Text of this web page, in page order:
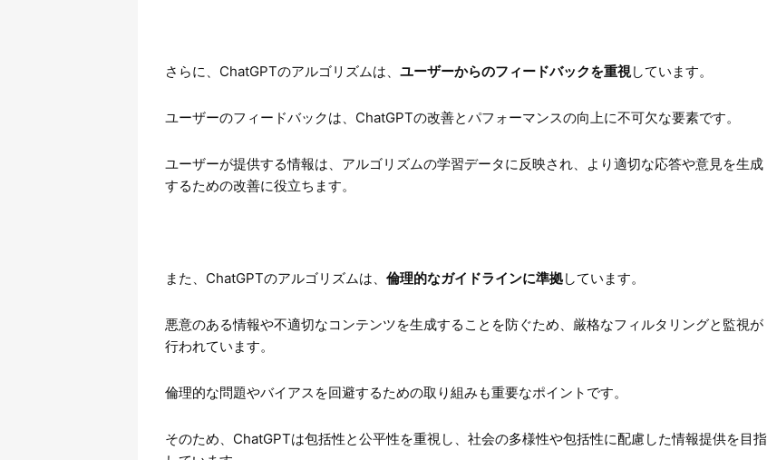
さらに、ChatGPTのアルゴリズムは、 ユーザーからのフィードバックを重視しています。
ユーザーのフィードバックは、ChatGPTの改善とパフォーマンスの向上に不可欠な要素です。
ユーザーが提供する情報は、アルゴリズムの学習データに反映され、より適切な応答や意見を生成
するための改善に役立ちます。
また、ChatGPTのアルゴリズムは、 倫理的なガイドラインに準拠しています。
悪意のある情報や不適切なコンテンツを生成することを防ぐため、厳格なフィルタリングと監視が
行われています。
倫理的な問題やバイアスを回避するための取り組みも重要なポイントです。
そのため、ChatGPTは包括性と公平性を重視し、社会の多様性や包括性に配慮した情報提供を目指